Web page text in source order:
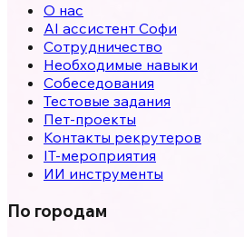
О нас
AI ассистент Софи
Сотрудничество
Необходимые навыки
Собеседования
Тестовые задания
Пет-проекты
Контакты рекрутеров
IT-мероприятия
ИИ инструменты
По городам